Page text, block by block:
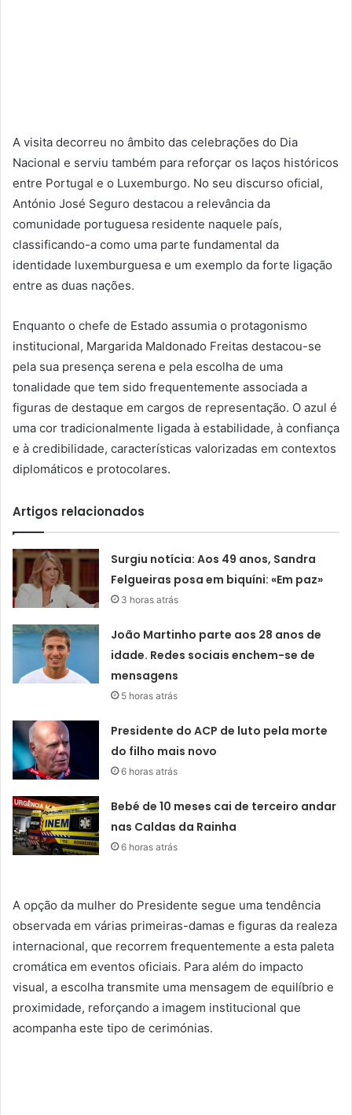
A visita decorreu no âmbito das celebrações do Dia
Nacional e serviu também para reforçar os laços históricos
entre Portugal e o Luxemburgo. No seu discurso oficial,
António José Seguro destacou a relevância da
comunidade portuguesa residente naquele país,
classificando-a como uma parte fundamental da
identidade luxemburguesa e um exemplo da forte ligação
entre as duas nações.
Enquanto o chefe de Estado assumia o protagonismo
institucional, Margarida Maldonado Freitas destacou-se
pela sua presença serena e pela escolha de uma
tonalidade que tem sido frequentemente associada a
figuras de destaque em cargos de representação. O azul é
uma cor tradicionalmente ligada à estabilidade, à confiança
e à credibilidade, características valorizadas em contextos
diplomáticos e protocolares.
Artigos relacionados
Surgiu notícia: Aos 49 anos, Sandra
Felgueiras posa em biquíni: «Em paz»
3 horas atrás
João Martinho parte aos 28 anos de
idade. Redes sociais enchem-se de
mensagens
5 horas atrás
Presidente do ACP de luto pela morte
do filho mais novo
6 horas atrás
Bebé de 10 meses cai de terceiro andar
nas Caldas da Rainha
6 horas atrás
A opção da mulher do Presidente segue uma tendência
observada em várias primeiras-damas e figuras da realeza
internacional, que recorrem frequentemente a esta paleta
cromática em eventos oficiais. Para além do impacto
visual, a escolha transmite uma mensagem de equilíbrio e
proximidade, reforçando a imagem institucional que
acompanha este tipo de cerimónias.